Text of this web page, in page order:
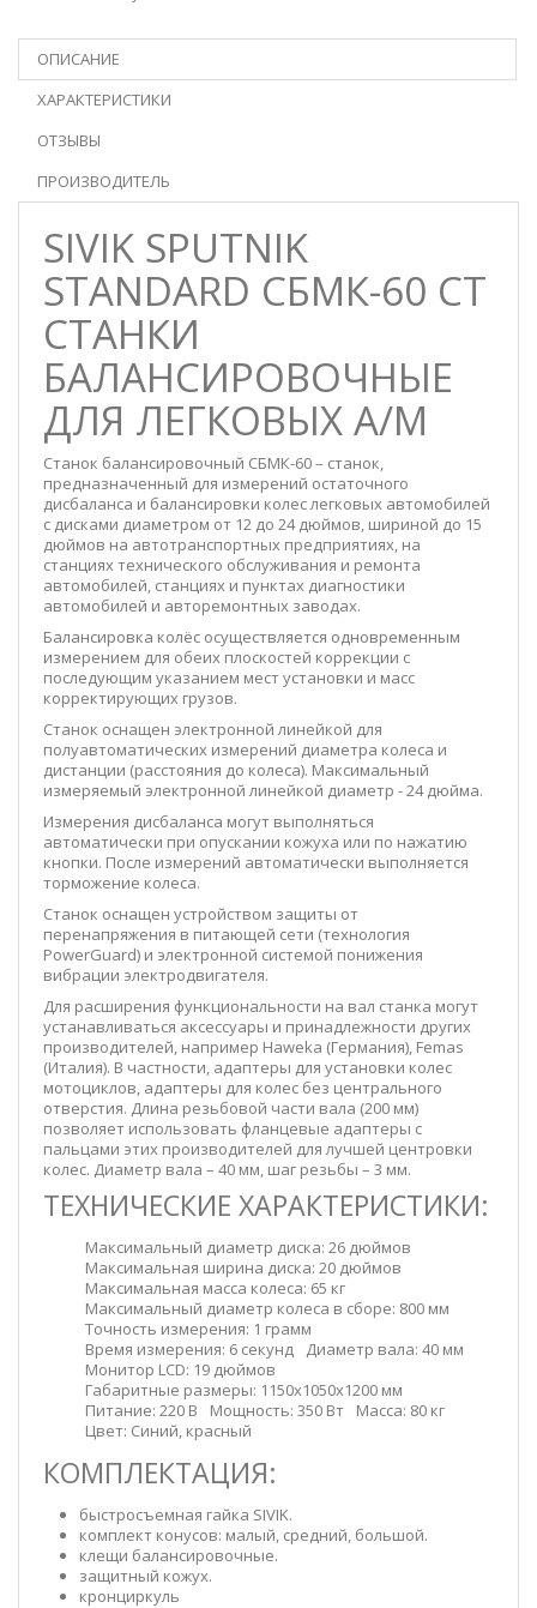
ОПИСАНИЕ
ХАРАКТЕРИСТИКИ
ОТЗЫВЫ
ПРОИЗВОДИТЕЛЬ
SIVIK SPUTNIK
STANDARD СБМК-60 СТ
СТАНКИ
БАЛАНСИРОВОЧНЫЕ
ДЛЯ ЛЕГКОВЫХ А/М
Станок балансировочный СБМК-60 – станок,
предназначенный для измерений остаточного
дисбаланса и балансировки колес легковых автомобилей
с дисками диаметром от 12 до 24 дюймов, шириной до 15
дюймов на автотранспортных предприятиях, на
станциях технического обслуживания и ремонта
автомобилей, станциях и пунктах диагностики
автомобилей и авторемонтных заводах.
Балансировка колёс осуществляется одновременным
измерением для обеих плоскостей коррекции с
последующим указанием мест установки и масс
корректирующих грузов.
Станок оснащен электронной линейкой для
полуавтоматических измерений диаметра колеса и
дистанции (расстояния до колеса). Максимальный
измеряемый электронной линейкой диаметр - 24 дюйма.
Измерения дисбаланса могут выполняться
автоматически при опускании кожуха или по нажатию
кнопки. После измерений автоматически выполняется
торможение колеса.
Станок оснащен устройством защиты от
перенапряжения в питающей сети (технология
PowerGuard) и электронной системой понижения
вибрации электродвигателя.
Для расширения функциональности на вал станка могут
устанавливаться аксессуары и принадлежности других
производителей, например Haweka (Германия), Femas
(Италия). В частности, адаптеры для установки колес
мотоциклов, адаптеры для колес без центрального
отверстия. Длина резьбовой части вала (200 мм)
позволяет использовать фланцевые адаптеры с
пальцами этих производителей для лучшей центровки
колес. Диаметр вала – 40 мм, шаг резьбы – 3 мм.
ТЕХНИЧЕСКИЕ ХАРАКТЕРИСТИКИ:
Максимальный диаметр диска: 26 дюймов
Максимальная ширина диска: 20 дюймов
Максимальная масса колеса: 65 кг
Максимальный диаметр колеса в сборе: 800 мм
Точность измерения: 1 грамм
Время измерения: 6 секунд Диаметр вала: 40 мм
Монитор LCD: 19 дюймов
Габаритные размеры: 1150x1050x1200 мм
Питание: 220 В Мощность: 350 Вт Масса: 80 кг
Цвет: Синий, красный
КОМПЛЕКТАЦИЯ:
быстросъемная гайка SIVIK.
комплект конусов: малый, средний, большой.
клещи балансировочные.
защитный кожух.
кронциркуль